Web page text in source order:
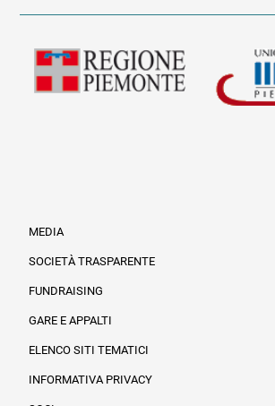
MEDIA
SOCIETÀ TRASPARENTE
FUNDRAISING
GARE E APPALTI
ELENCO SITI TEMATICI
INFORMATIVA PRIVACY